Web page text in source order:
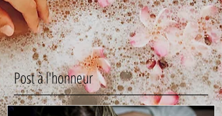
Post à l'honneur